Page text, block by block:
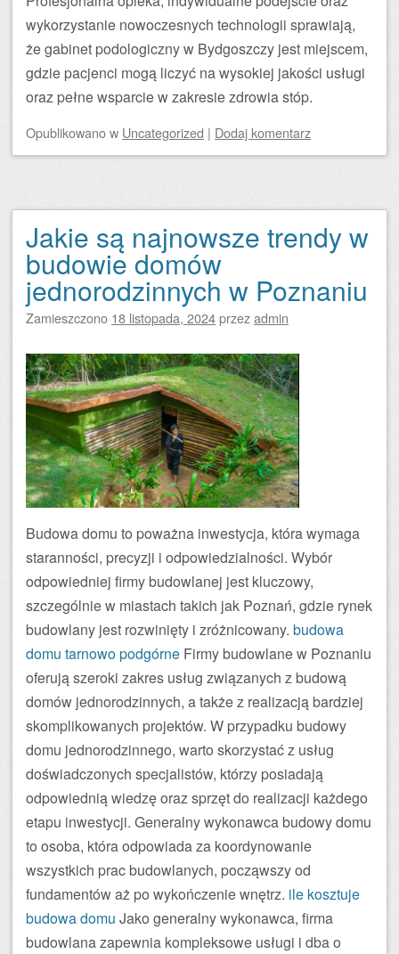
wykorzystanie nowoczesnych technologii sprawiają,
że gabinet podologiczny w Bydgoszczy jest miejscem,
gdzie pacjenci mogą liczyć na wysokiej jakości usługi
oraz pełne wsparcie w zakresie zdrowia stóp.
Opublikowanow Uncategorized | Dodaj komentarz
Jakie są najnowsze trendy w
budowie domów
jednorodzinnych w Poznaniu
Zamieszczono 18 listopada, 2024przezadmin
Budowa domu to poważna inwestycja, która wymaga
staranności, precyzji i odpowiedzialności. Wybór
odpowiedniej firmy budowlanej jest kluczowy,
szczególnie w miastach takich jak Poznań, gdzie rynek
budowlany jest rozwinięty i zróżnicowany. budowa
domu tarnowo podgórne Firmy budowlane w Poznaniu
oferują szeroki zakres usług związanych z budową
domów jednorodzinnych, a także z realizacją bardziej
skomplikowanych projektów. W przypadku budowy
domu jednorodzinnego, warto skorzystać z usług
doświadczonych specjalistów, którzy posiadają
odpowiednią wiedzę oraz sprzęt do realizacji każdego
etapu inwestycji. Generalny wykonawca budowy domu
to osoba, która odpowiada za koordynowanie
wszystkich prac budowlanych, począwszy od
fundamentów aż po wykończenie wnętrz. ile kosztuje
budowa domu Jako generalny wykonawca, firma
budowlana zapewnia kompleksowe usługi i dba o